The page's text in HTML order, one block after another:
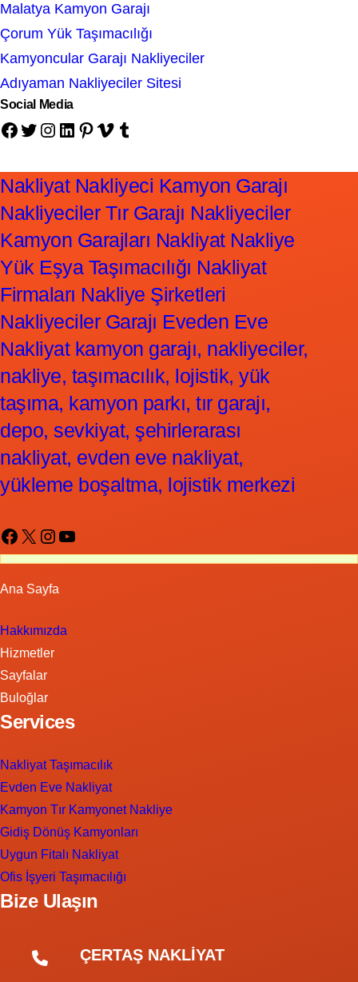
Malatya Kamyon Garajı
Çorum Yük Taşımacılığı
Kamyoncular Garajı Nakliyeciler
Adıyaman Nakliyeciler Sitesi
Social Media
Facebook Twitter Instagram LinkedIn Pinterest Vimeo Tumblr
Nakliyat Nakliyeci Kamyon Garajı
Nakliyeciler Tır Garajı Nakliyeciler
Kamyon Garajları Nakliyat Nakliye
Yük Eşya Taşımacılığı Nakliyat
Firmaları Nakliye Şirketleri
Nakliyeciler Garajı Eveden Eve
Nakliyat kamyon garajı, nakliyeciler,
nakliye, taşımacılık, lojistik, yük
taşıma, kamyon parkı, tır garajı,
depo, sevkiyat, şehirlerarası
nakliyat, evden eve nakliyat,
yükleme boşaltma, lojistik merkezi
Facebook X Instagram YouTube
Ana Sayfa
Hakkımızda
Hizmetler
Sayfalar
Buloğlar
Services
Nakliyat Taşımacılık
Evden Eve Nakliyat
Kamyon Tır Kamyonet Nakliye
Gidiş Dönüş Kamyonları
Uygun Fitalı Nakliyat
Ofis İşyeri Taşımacılığı
Bize Ulaşın
ÇERTAŞ NAKLİYAT